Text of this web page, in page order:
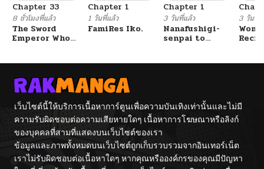
Chapter 33
8 ชั่วโมงที่แล้ว
The Sword
Emperor Who
จักรพรรดิเทพดาบ
ผงาดเหนือชาติภพ
Chapter 1
1 วันที่แล้ว
FamiRes Iko.
Chapter 1
3 วันที่แล้ว
Nanafushigi-
senpai to
3 วันที่
เว็บไซต์นี้ให้บริการเนื้อหาการ์ตูนเพื่อความบันเทิงเท่านั้นและไม่มี
ความรับผิดชอบต่อความเสียหายใดๆ เนื้อหาการโฆษณาหรือลิงก์
ของบุคคลที่สามที่แสดงบนเว็บไซต์ของเรา
ข้อมูลและภาพทั้งหมดบนเว็บไซต์ถูกเก็บรวบรวมจากอินเทอร์เน็ต
เราไม่รับผิดชอบต่อเนื้อหาใดๆ หากคุณหรือองค์กรของคุณมีปัญหา